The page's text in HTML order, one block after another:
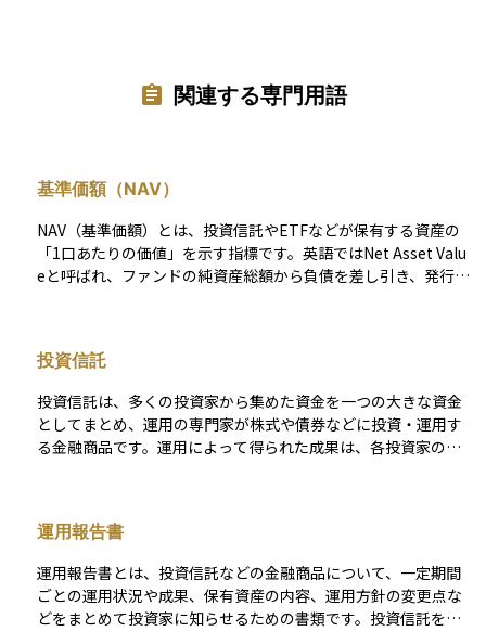
関連する専門用語
基準価額（NAV）
NAV（基準価額）とは、投資信託やETFなどが保有する資産の
「1口あたりの価値」を示す指標です。英語ではNet Asset Valu
eと呼ばれ、ファンドの純資産総額から負債を差し引き、発行口
くの場合、取引終了後）に算出されます。そのため、日中の値
動きは反映されず、翌営業日に公表される形になります。一方
で、ETFの場合も同様のNAVが算出されていますが、これは
「取引日の理論的終値」を示すもので、リアルタイム取引用に
はiNAV（インディカティブNAV）が補完的に使われます。 NAV
されます。そのため、市場の変動や為替の影響により日々変化
どの程度増減しているか」を把握することができます。 ただ
し、NAVはあくまで算出時点の理論価格であり、市場での売買
価格（ETFの取引価格や投資信託の購入・解約価格）とは必ず
投資信託
投資信託は、多くの投資家から集めた資金を一つの大きな資金
としてまとめ、運用の専門家が株式や債券などに投資・運用す
る金融商品です。運用によって得られた成果は、各投資家の投
料などのコストが発生することにも注意が必要です。また、投
資信託ごとに運用方針やリスクの水準が異なり、運用の専門家
がその方針に基づいて投資先を選定し、資金を運用していきま
す。
運用報告書
運用報告書とは、投資信託などの金融商品について、一定期間
ごとの運用状況や成果、保有資産の内容、運用方針の変更点な
どをまとめて投資家に知らせるための書類です。投資信託を管